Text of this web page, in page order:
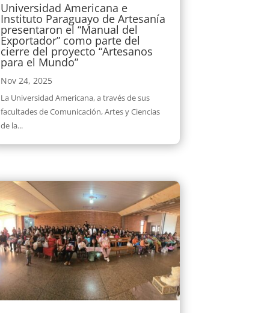
Universidad Americana e
Instituto Paraguayo de Artesanía
presentaron el “Manual del
Exportador” como parte del
cierre del proyecto “Artesanos
para el Mundo”
Nov 24, 2025
La Universidad Americana, a través de sus
facultades de Comunicación, Artes y Ciencias
de la...